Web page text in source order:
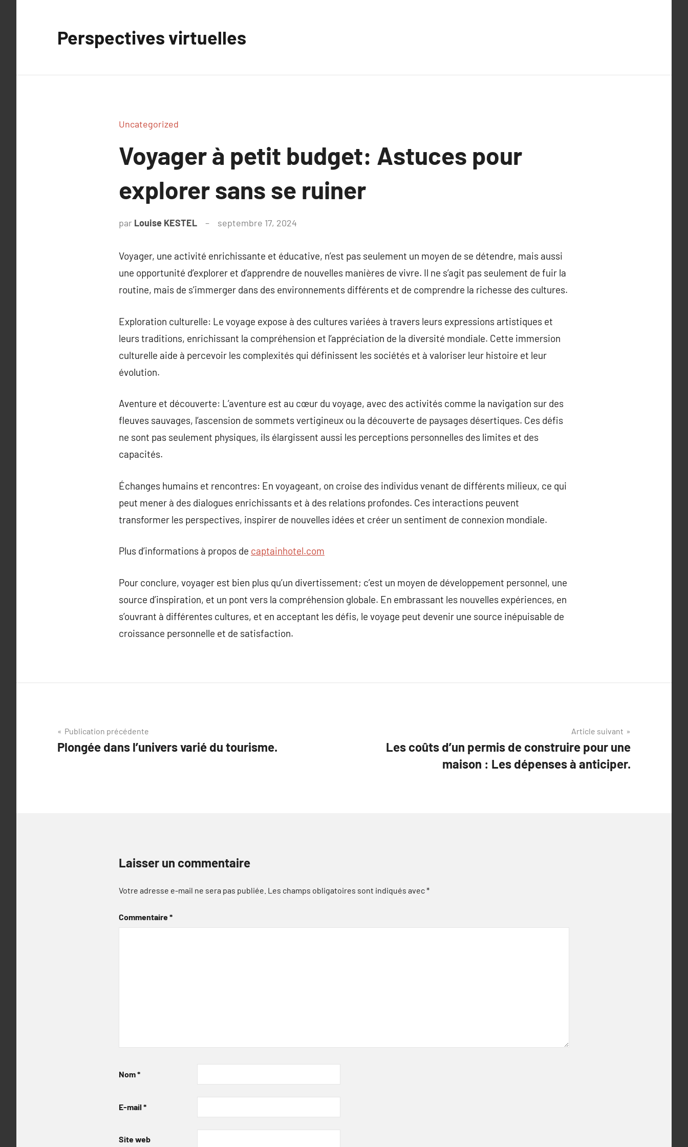
Perspectives virtuelles
Uncategorized
Voyager à petit budget: Astuces pour
explorer sans se ruiner
par Louise KESTEL septembre 17, 2024
Voyager, une activité enrichissante et éducative, n’est pas seulement un moyen de se détendre, mais aussi
une opportunité d’explorer et d’apprendre de nouvelles manières de vivre. Il ne s’agit pas seulement de fuir la
routine, mais de s’immerger dans des environnements différents et de comprendre la richesse des cultures.
Exploration culturelle: Le voyage expose à des cultures variées à travers leurs expressions artistiques et
leurs traditions, enrichissant la compréhension et l’appréciation de la diversité mondiale. Cette immersion
culturelle aide à percevoir les complexités qui définissent les sociétés et à valoriser leur histoire et leur
évolution.
Aventure et découverte: L’aventure est au cœur du voyage, avec des activités comme la navigation sur des
fleuves sauvages, l’ascension de sommets vertigineux ou la découverte de paysages désertiques. Ces défis
ne sont pas seulement physiques, ils élargissent aussi les perceptions personnelles des limites et des
capacités.
Échanges humains et rencontres: En voyageant, on croise des individus venant de différents milieux, ce qui
peut mener à des dialogues enrichissants et à des relations profondes. Ces interactions peuvent
transformer les perspectives, inspirer de nouvelles idées et créer un sentiment de connexion mondiale.
Plus d’informations à propos de captainhotel.com
Pour conclure, voyager est bien plus qu’un divertissement; c’est un moyen de développement personnel, une
source d’inspiration, et un pont vers la compréhension globale. En embrassant les nouvelles expériences, en
s’ouvrant à différentes cultures, et en acceptant les défis, le voyage peut devenir une source inépuisable de
croissance personnelle et de satisfaction.
Navigation
de
Publication précédente
Plongée dans l’univers varié du tourisme.
Article suivant
Les coûts d’un permis de construire pour une
maison : Les dépenses à anticiper.
Laisser un commentaire
Votre adresse e-mail ne sera pas publiée. Les champs obligatoires sont indiqués avec*
Commentaire*
Nom*
E-mail *
Site web